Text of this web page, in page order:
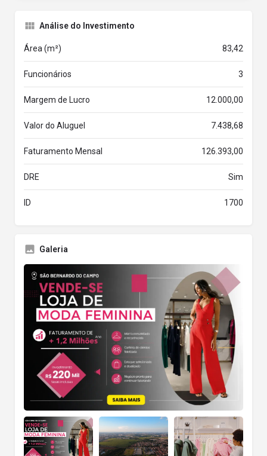
Análise do Investimento
Área (m²) 83,42
Funcionários 3
Margem de Lucro 12.000,00
Valor do Aluguel 7.438,68
Faturamento Mensal 126.393,00
DRE Sim
ID 1700
Galeria